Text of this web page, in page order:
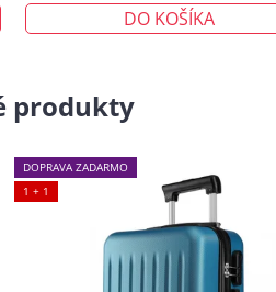
DO KOŠÍKA
produkty
DOPRAVA ZADARMO
1 + 1